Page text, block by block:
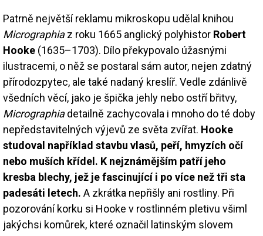
Patrně největší reklamu mikroskopu udělal knihou
Micrographiaz roku 1665 anglický polyhistor Robert
Hooke (1635–1703). Dílo překypovalo úžasnými
ilustracemi, o něž se postaral sám autor, nejen zdatný
přírodozpytec, ale také nadaný kreslíř. Vedle zdánlivě
všedních věcí, jako je špička jehly nebo ostří břitvy,
Micrographiadetailně zachycovala i mnoho do té doby
nepředstavitelných výjevů ze světa zvířat. Hooke
studoval například stavbu vlasů, peří, hmyzích očí
nebo muších křídel. K nejznámějším patří jeho
kresba blechy, jež je fascinující i po více než tři sta
padesáti letech. A zkrátka nepřišly ani rostliny. Při
pozorování korku si Hooke v rostlinném pletivu všiml
jakýchsi komůrek, které označil latinským slovem